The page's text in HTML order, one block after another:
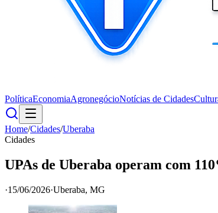
PolíticaEconomiaAgronegócioNotícias de Cidades
Home/Cidades/Uberaba
Cidades
UPAs de Uberaba operam com
·15/06/2026·Uberaba, MG